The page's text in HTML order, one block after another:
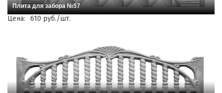
Плита для забора №57
Цена: 610 руб./шт.